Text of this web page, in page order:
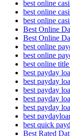
best online
best online
best online
Best Online
Best Online
best online
best online
best online
best payday
best payday
best payday
best payday
best payday
best
best quick
Best Rated